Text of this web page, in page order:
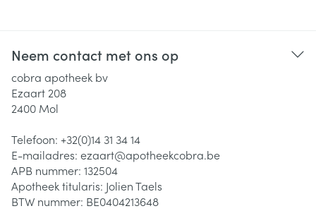
Neem contact met ons op
cobra apotheek bv
Ezaart 208
2400 Mol
Telefoon: +32(0)14 31 34 14
E-mailadres: ezaart@apotheekcobra.be
APB nummer: 132504
Apotheek titularis: Jolien Taels
BTW nummer: BE0404213648